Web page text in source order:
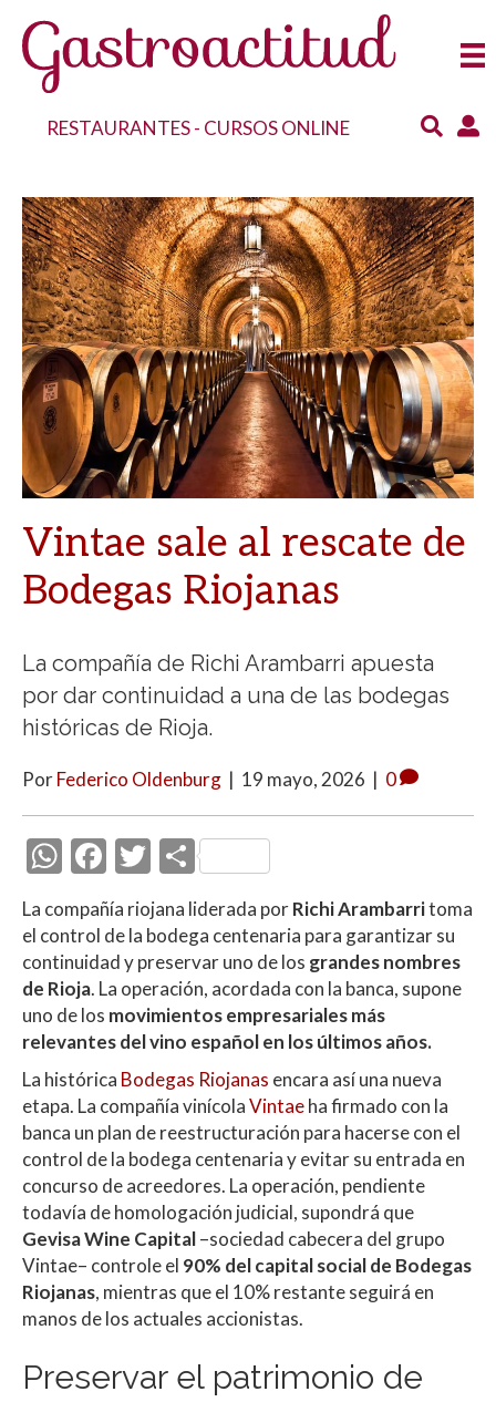
RESTAURANTES- CURSOS ONLINE
Vintae sale al rescate de
Bodegas Riojanas
La compañía de Richi Arambarri apuesta
por dar continuidad a una de las bodegas
históricas de Rioja.
PorFederico Oldenburg | 19 mayo, 2026 | 0
W
at
s
A
p
p
F
ac
e
b
o
o
k
T
w
itt
er
C
o
m
p
ar
ti
r
La compañía riojana liderada porRichi Arambarritoma
el control de la bodega centenaria para garantizar su
continuidad y preservar uno de los grandes nombres
de Rioja. La operación, acordada con la banca, supone
uno de los movimientos empresariales más
relevantes del vino español en los últimos años.
La histórica Bodegas Riojanas encara así una nueva
etapa. La compañía vinícolaVintaeha firmado con la
banca un plan de reestructuración para hacerse con el
control de la bodega centenaria y evitar su entrada en
concurso de acreedores. La operación, pendiente
todavía de homologación judicial, supondrá que
Gevisa Wine Capital–sociedad cabecera del grupo
Vintae– controle el 90% del capital social de Bodegas
Riojanas, mientras que el 10% restante seguirá en
manos de los actuales accionistas.
Preservar el patrimonio de